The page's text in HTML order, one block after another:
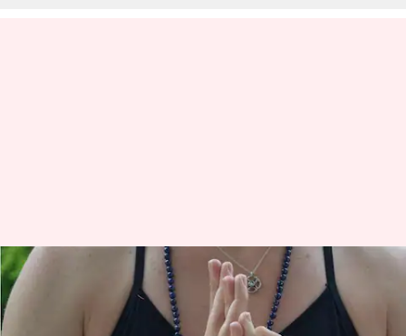
शरीर को मजबूती प्रदान करने में
सहायक हैं ये हस्त मुद्राएं, ऐसे करें
अभ्यास